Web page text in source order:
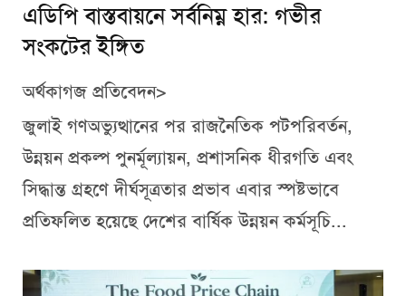
এডিপি বাস্তবায়নে সর্বনিম্ন হার: গভীর
সংকটের ইঙ্গিত
অর্থকাগজ প্রতিবেদন>
জুলাই গণঅভ্যুত্থানের পর রাজনৈতিক পটপরিবর্তন,
উন্নয়ন প্রকল্প পুনর্মূল্যায়ন, প্রশাসনিক ধীরগতি এবং
সিদ্ধান্ত গ্রহণে দীর্ঘসূত্রতার প্রভাব এবার স্পষ্টভাবে
প্রতিফলিত হয়েছে দেশের বার্ষিক উন্নয়ন কর্মসূচি...